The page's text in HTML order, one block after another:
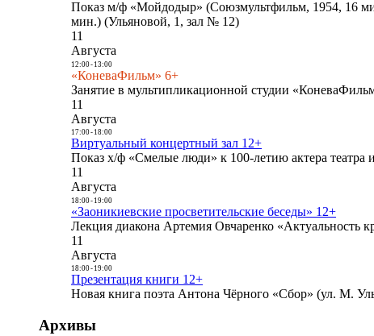
Показ м/ф «Мойдодыр» (Союзмультфильм, 1954, 16
мин.) (Ульяновой, 1, зал № 12)
11
Августа
12:00- 13:00
«КоневаФильм» 6+
Занятие в мультипликационной студии
11
Августа
17:00- 18:00
Виртуальный концертный зал 12+
Показ х/ф «Смелые люди» к 100-летию актера
11
Августа
18:00- 19:00
«Заоникиевские просветительские беседы» 12+
Лекция диакона Артемия Овчаренко «Актуальность
11
Августа
18:00- 19:00
Презентация книги 12+
Новая книга поэта Антона Чёрного «Сбор» (ул. М.
Архивы